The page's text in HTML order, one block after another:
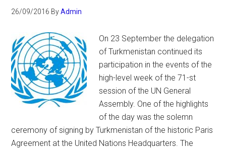
26/09/2016 ByAdmin
On 23 September the delegation
of Turkmenistan continued its
participation in the events of the
high-level week of the 71-st
session of the UN General
Assembly. One of the highlights
of the day was the solemn
ceremony of signing by Turkmenistan of the historic Paris
Agreement at the United Nations Headquarters. The